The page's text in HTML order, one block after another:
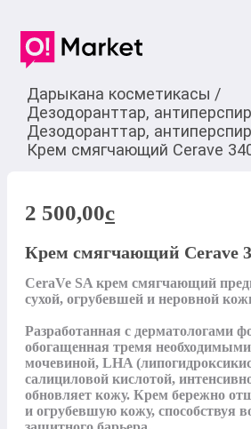
Дарыкана косметикасы /
Дезодоранттар,
Дезодоранттар,
Крем смягчающий Cerave
2 500,00c
Крем смягчающий Cerave
CeraVe SA крем смягчающий
сухой, огрубевшей и неровной
Разработанная с дерматологами
обогащенная тремя
мочевиной, LHA
салициловой кислотой,
обновляет кожу. Крем бережно
и огрубевшую кожу, способствуя